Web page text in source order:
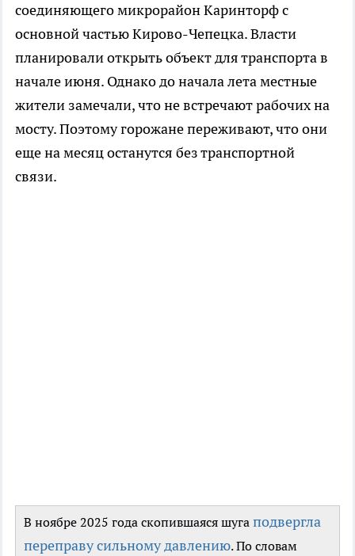
соединяющего микрорайон Каринторф с
основной частью Кирово-Чепецка. Власти
планировали открыть объект для транспорта в
начале июня. Однако до начала лета местные
жители замечали, что не встречают рабочих на
мосту. Поэтому горожане переживают, что они
еще на месяц останутся без транспортной
связи.
В ноябре 2025 года скопившаяся шуга подвергла
переправу сильному давлению. По словам